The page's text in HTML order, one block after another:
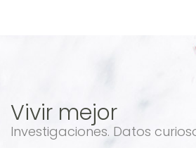
Vivir mejor
Investigaciones. Datos